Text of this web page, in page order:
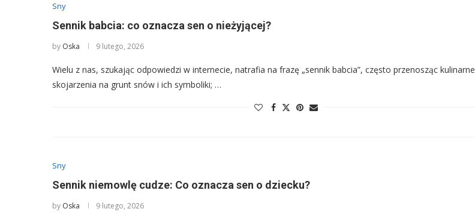
Sny
Sennik babcia: co oznacza sen o nieżyjącej?
by Oska 9 lutego, 2026
Wielu z nas, szukając odpowiedzi w internecie, natrafia na frazę „sennik babcia”, często przenosząc kulinarne
skojarzenia na grunt snów i ich symboliki; …
Sny
Sennik niemowlę cudze: Co oznacza sen o dziecku?
by Oska 9 lutego, 2026